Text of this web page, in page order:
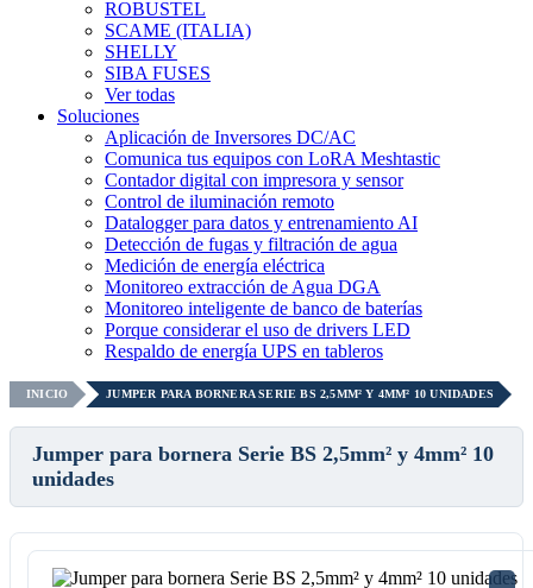
ROBUSTEL
SCAME (ITALIA)
SHELLY
SIBA FUSES
Ver todas
Soluciones
Aplicación de Inversores DC/AC
Comunica tus equipos con LoRA Meshtastic
Contador digital con impresora y sensor
Control de iluminación remoto
Datalogger para datos y entrenamiento AI
Detección de fugas y filtración de agua
Medición de energía eléctrica
Monitoreo extracción de Agua DGA
Monitoreo inteligente de banco de baterías
Porque considerar el uso de drivers LED
Respaldo de energía UPS en tableros
INICIO JUMPER PARA BORNERA SERIE BS 2,5MM² Y 4MM² 10 UNIDADES
Jumper para bornera Serie BS 2,5mm² y 4mm² 10
unidades